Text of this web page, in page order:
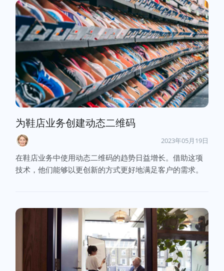
为鞋店业务创建动态二维码
2023年05月19日
在鞋店业务中使用动态二维码的趋势日益增长。借助这项
技术，他们能够以更创新的方式更好地满足客户的需求。